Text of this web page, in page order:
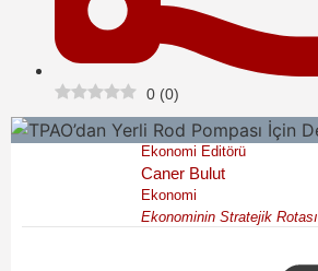
0 (0)
Ekonomi Editörü
Caner Bulut
Ekonomi
Ekonominin Stratejik Rotası